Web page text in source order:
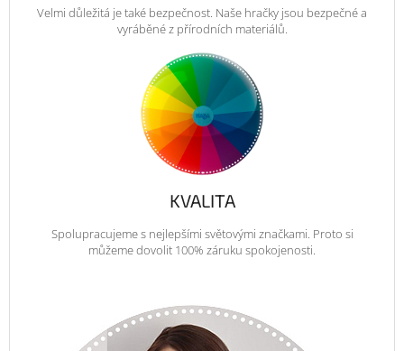
Velmi důležitá je také bezpečnost. Naše hračky jsou bezpečné a
vyráběné z přírodních materiálů.
KVALITA
Spolupracujeme s nejlepšími světovými značkami. Proto si
můžeme dovolit 100% záruku spokojenosti.